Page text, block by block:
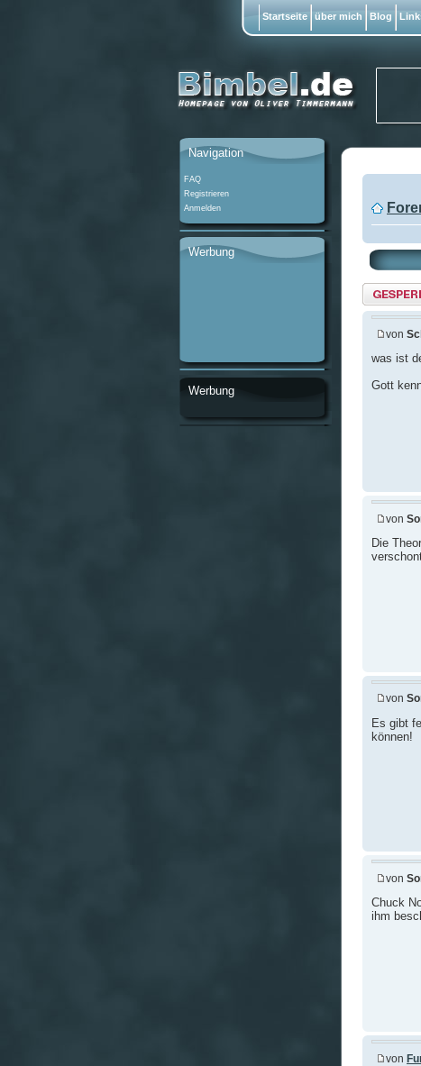
Thema
gesperrt
von
was ist
Gott
von
Die
von
Es gibt
können!
von
Chuck
ihm
von
Navigation
FAQ
Registrieren
Anmelden
Werbung
Werbung
Startseite über mich Blog